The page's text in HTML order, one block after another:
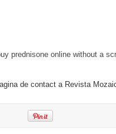
prednisone online without a
de contact a Revista